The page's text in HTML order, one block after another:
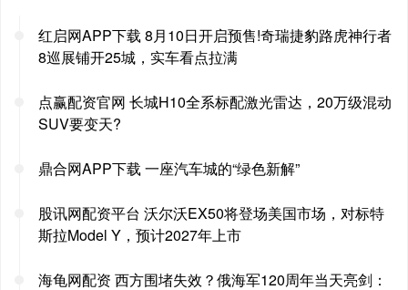
红启网APP下载 8月10日开启预售!奇瑞捷豹路虎神行者
8巡展铺开25城，实车看点拉满
点赢配资官网 长城H10全系标配激光雷达，20万级混动
SUV要变天?
鼎合网APP下载 一座汽车城的“绿色新解”
股讯网配资平台 沃尔沃EX50将登场美国市场，对标特
斯拉Model Y，预计2027年上市
海龟网配资 西方围堵失效？俄海军120周年当天亮剑：